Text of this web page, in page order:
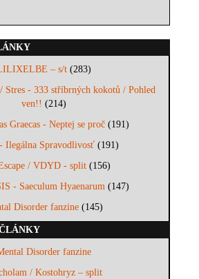
– s/t(283)
Stres - 333 stříbrných kokotů / Pohled
ven!! (214)
Graecas - Neptej se proč (191)
Ilegálna Spravodlivosť (191)
/ VDYD - split(156)
- Saeculum Hyaenarum (147)
Disorder fanzine (145)
Disorder fanzine
/ Kostohryz – split